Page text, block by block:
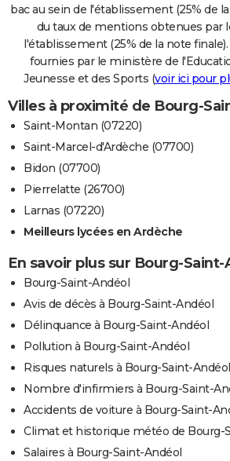
bac au sein de l'établissement (25% de
du taux de mentions obtenues par
l'établissement (25% de la note
fournies par le ministère de
Jeunesse et des Sports (voir ici pour
Villes à proximité de Bourg-
Saint-Montan (07220)
Saint-Marcel-d'Ardèche (07700)
Bidon (07700)
Pierrelatte (26700)
Larnas (07220)
Meilleurs lycées en Ardèche
En savoir plus sur Bourg-Saint-
Bourg-Saint-Andéol
Avis de décès à Bourg-Saint-Andéol
Délinquance à Bourg-Saint-Andéol
Pollution à Bourg-Saint-Andéol
Risques naturels à Bourg-Saint-Andéol
Nombre d'infirmiers à Bourg-Saint-
Accidents de voiture à Bourg-Saint-
Climat et historique météo de Bourg-
Salaires à Bourg-Saint-Andéol